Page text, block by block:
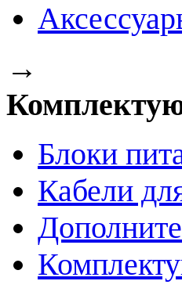
→
Блоки
Кабели